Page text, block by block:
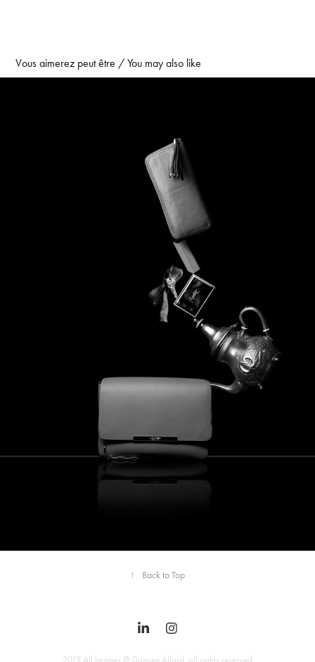
Vous aimerez peut être / You may also like
↑ Back to Top
2019 All Images © Damien Allard, all rights reserved